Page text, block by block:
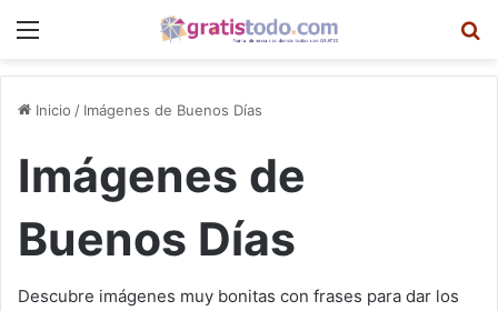
Menú
Inicio / Imágenes de Buenos Días
Imágenes de
Buenos Días
Descubre imágenes muy bonitas con frases para dar los